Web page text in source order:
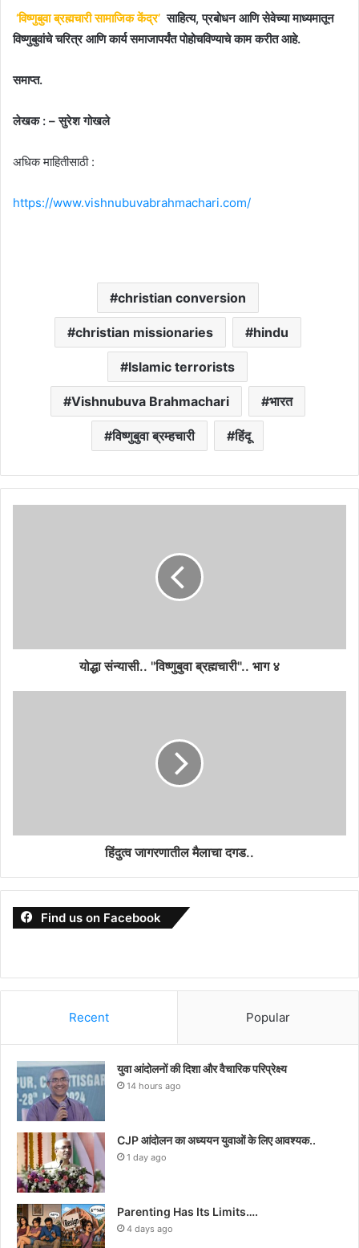
‘विष्णुबुवा ब्रह्मचारी सामाजिक केंद्र’ साहित्य, प्रबोधन आणि सेवेच्या माध्यमातून
विष्णुबुवांचे चरित्र आणि कार्य समाजापर्यंत पोहोचविण्याचे काम करीत आहे.
समाप्त.
लेखक : – सुरेश गोखले
अधिक माहितीसाठी :
https://www.vishnubuvabrahmachari.com/
christian conversion
christian missionaries hindu
Islamic terrorists
Vishnubuva Brahmachari भारत
विष्णुबुवा ब्रम्हचारी हिंदू
योद्धा संन्यासी.. "विष्णुबुवा ब्रह्मचारी".. भाग ४
हिंदुत्व जागरणातील मैलाचा दगड..
Find us on Facebook
Recent Popular
युवा आंदोलनों की दिशा और वैचारिक परिप्रेक्ष्य
14 hours ago
CJP आंदोलन का अध्ययन युवाओं के लिए आवश्यक..
1 day ago
Parenting Has Its Limits….
4 days ago